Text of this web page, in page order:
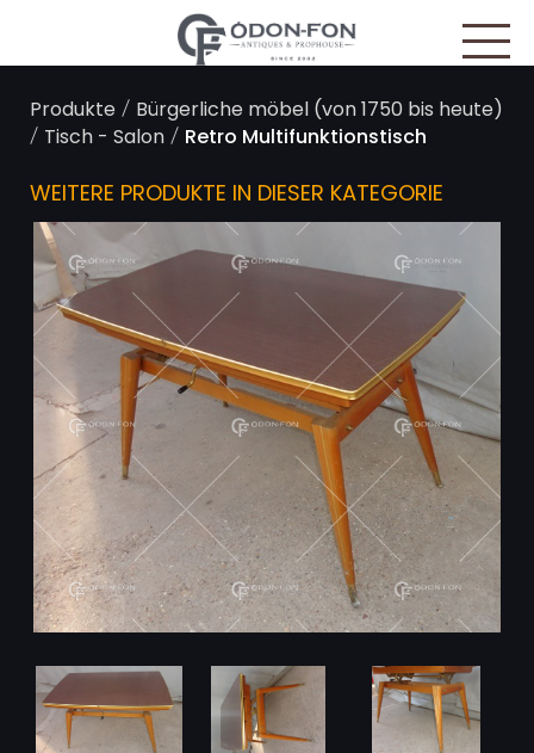
Produkte/ Bürgerliche möbel (von 1750 bis heute)
/ Tisch - Salon/ Retro Multifunktionstisch
WEITERE PRODUKTE IN DIESER KATEGORIE